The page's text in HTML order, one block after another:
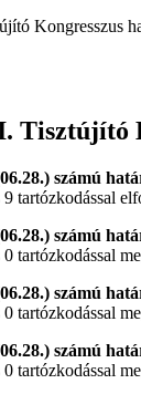
Kongresszus
Tisztújító
számú
tartózkodással
számú
tartózkodással
számú
tartózkodással
számú
tartózkodással